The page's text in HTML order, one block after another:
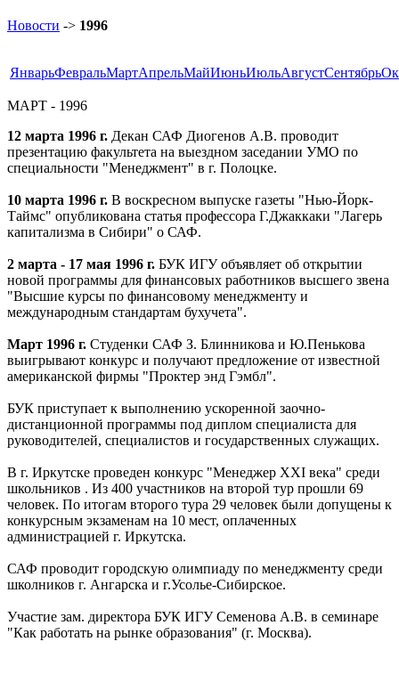
Новости -> 1996
ЯнварьФевральМартАпрельМайИюньИюльАвгустСентябрь
МАРТ - 1996
12 марта 1996 г. Декан САФ Диогенов А.В. проводит
презентацию факультета на выездном заседании УМО по
специальности "Менеджмент" в г. Полоцке.
10 марта 1996 г. В воскресном выпуске газеты "Нью-Йорк-
Таймс" опубликована статья профессора Г.Джаккаки "Лагерь
капитализма в Сибири" о САФ.
2 марта - 17 мая 1996 г. БУК ИГУ объявляет об открытии
новой программы для финансовых работников высшего звена
"Высшие курсы по финансовому менеджменту и
международным стандартам бухучета".
Март 1996 г. Студенки САФ З. Блинникова и Ю.Пенькова
выигрывают конкурс и получают предложение от известной
американской фирмы "Проктер энд Гэмбл".
БУК приступает к выполнению ускоренной заочно-
дистанционной программы под диплом специалиста для
руководителей, специалистов и государственных служащих.
В г. Иркутске проведен конкурс "Менеджер XXI века" среди
школьников . Из 400 участников на второй тур прошли 69
человек. По итогам второго тура 29 человек были допущены к
конкурсным экзаменам на 10 мест, оплаченных
администрацией г. Иркутска.
САФ проводит городскую олимпиаду по менеджменту среди
школников г. Ангарска и г.Усолье-Сибирское.
Участие зам. директора БУК ИГУ Семенова А.В. в семинаре
"Как работать на рынке образования" (г. Москва).